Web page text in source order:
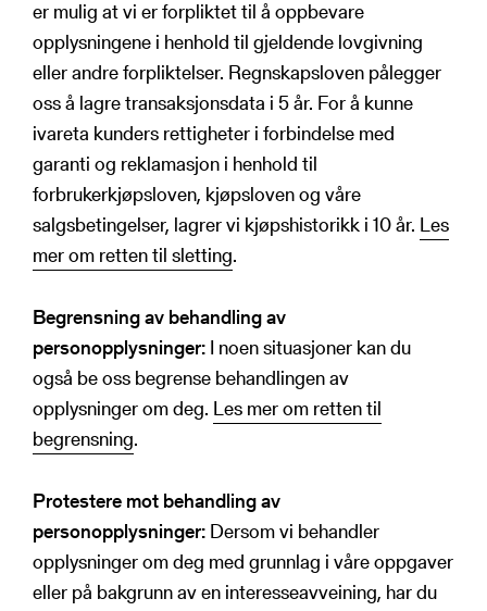
En avviksmelding inneholder
opplysninger om deg
En ansatt har angitt deg som
nærmeste pårørende
er mulig at vi er forpliktet til å oppbevare
opplysningene i henhold til gjeldende lovgivning
eller andre forpliktelser. Regnskapsloven pålegger
oss å lagre transaksjonsdata i 5 år. For å kunne
ivareta kunders rettigheter i forbindelse med
garanti og reklamasjon i henhold til
forbrukerkjøpsloven, kjøpsloven og våre
salgsbetingelser, lagrer vi kjøpshistorikk i 10 år. Les
mer om retten til sletting.
Begrensning av behandling av
personopplysninger: I noen situasjoner kan du
også be oss begrense behandlingen av
opplysninger om deg. Les mer om retten til
begrensning.
Protestere mot behandling av
personopplysninger: Dersom vi behandler
opplysninger om deg med grunnlag i våre oppgaver
eller på bakgrunn av en interesseavveining, har du